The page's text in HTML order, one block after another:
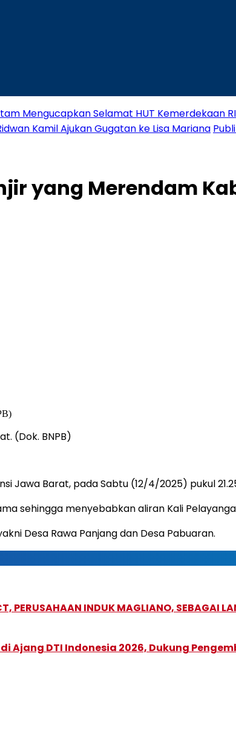
Mengucapkan Selamat HUT Kemerdekaan
Kamil Ajukan Gugatan ke Lisa Mariana
yang Merendam
(Dok. BNPB)
Jawa Barat, pada Sabtu (12/4/2025) pukul
sehingga menyebabkan aliran Kali
Desa Rawa Panjang dan Desa Pabuaran.
PERUSAHAAN INDUK MAGLIANO, SEBAGAI
Ajang DTI Indonesia 2026, Dukung